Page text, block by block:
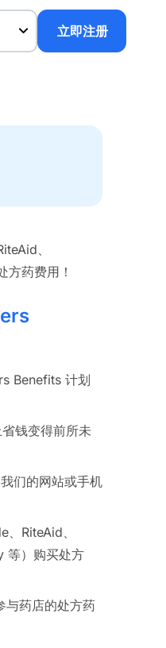
立即注册
、
药费用！
Benefits 计划
钱变得前所未
们的网站或手机
RiteAid、
等）购买处方
与药店的处方药